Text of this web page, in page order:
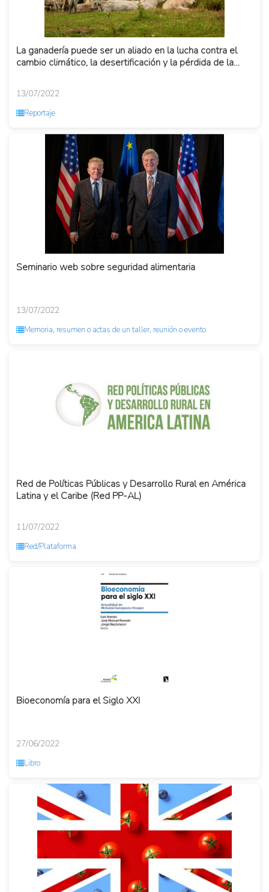
La ganadería puede ser un aliado en la lucha contra el
cambio climático, la desertificación y la pérdida de la
13/07/2022
Reportaje
Seminario web sobre seguridad alimentaria
13/07/2022
Memoria, resumen o actas de un taller, reunión o evento
Red de Políticas Públicas y Desarrollo Rural en América
Latina y el Caribe (Red PP-AL)
11/07/2022
Red/Plataforma
Bioeconomía para el Siglo XXI
27/06/2022
Libro